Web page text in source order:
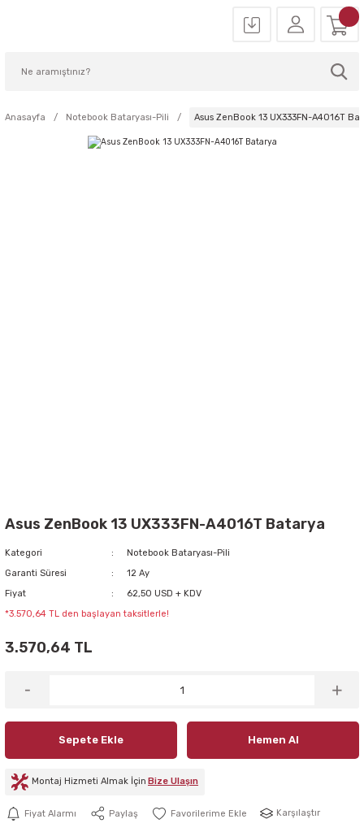
Anasayfa Notebook Bataryası-Pili Asus ZenBook 13 UX333FN-A4016T
Asus ZenBook 13 UX333FN-A4016T Batarya
Kategori
Notebook Bataryası-Pili
Garanti Süresi
12 Ay
Fiyat
62,50 USD + KDV
*3.570,64 TL den başlayan taksitlerle!
3.570,64 TL
Sepete Ekle Hemen Al
Montaj Hizmeti Almak İçin Bize Ulaşın
Fiyat Alarmı Paylaş Karşılaştır